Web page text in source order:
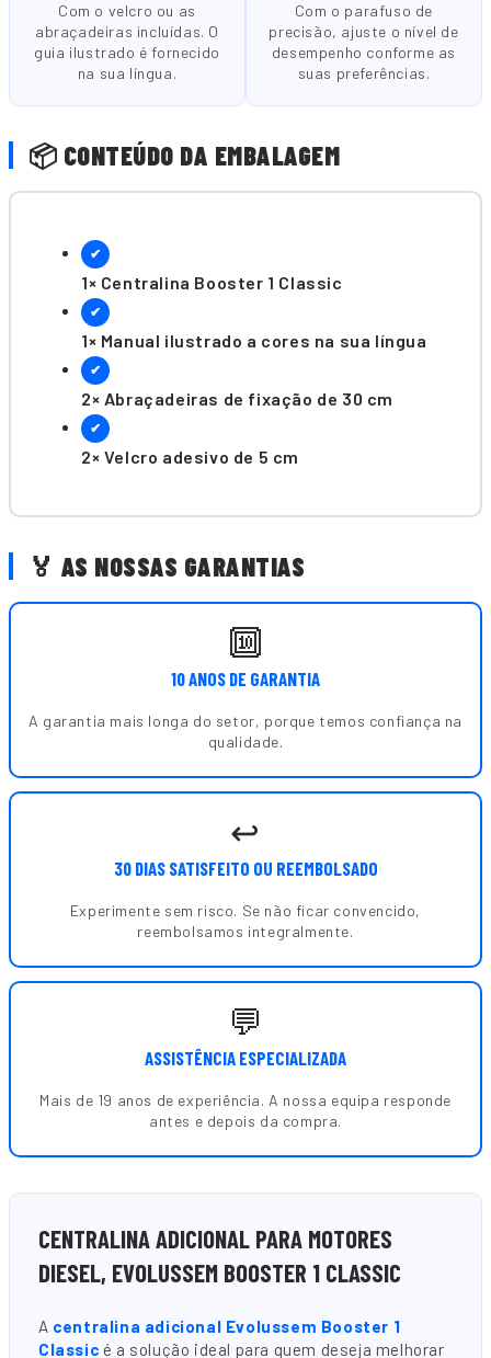
Com o velcro ou as
abraçadeiras incluídas. O
guia ilustrado é fornecido
na sua língua.
Com o parafuso de
precisão, ajuste o nível de
desempenho conforme as
suas preferências.
📦 CONTEÚDO DA EMBALAGEM
✔
1× Centralina Booster 1 Classic
✔
1× Manual ilustrado a cores na sua língua
✔
2× Abraçadeiras de fixação de 30 cm
✔
2× Velcro adesivo de 5 cm
🏅 AS NOSSAS GARANTIAS
🔟
10 ANOS DE GARANTIA
A garantia mais longa do setor, porque temos confiança na
qualidade.
↩️
30 DIAS SATISFEITO OU REEMBOLSADO
Experimente sem risco. Se não ficar convencido,
reembolsamos integralmente.
💬
ASSISTÊNCIA ESPECIALIZADA
Mais de 19 anos de experiência. A nossa equipa responde
antes e depois da compra.
CENTRALINA ADICIONAL PARA MOTORES
DIESEL, EVOLUSSEM BOOSTER 1 CLASSIC
A centralina adicional Evolussem Booster 1
Classic é a solução ideal para quem deseja melhorar